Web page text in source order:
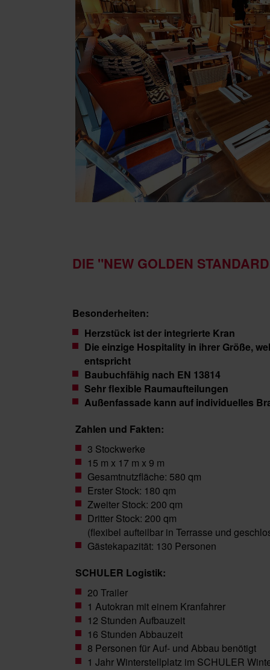
DIE "NEW GOLDEN
Besonderheiten:
Herzstück ist der integrierte Kran
Die einzige Hospitality in ihrer Größe,
entspricht
Baubuchfähig nach EN 13814
Sehr flexible Raumaufteilungen
Außenfassade kann auf individuelles
Zahlen und Fakten:
3 Stockwerke
15 m x 17 m x 9 m
Gesamtnutzfläche: 580 qm
Erster Stock: 180 qm
Zweiter Stock: 200 qm
Dritter Stock: 200 qm
(flexibel aufteilbar in Terrasse und
Gästekapazität: 130 Personen
SCHULER Logistik:
20 Trailer
1 Autokran mit einem Kranfahrer
12 Stunden Aufbauzeit
16 Stunden Abbauzeit
8 Personen für Auf- und Abbau benötigt
1 Jahr Winterstellplatz im SCHULER